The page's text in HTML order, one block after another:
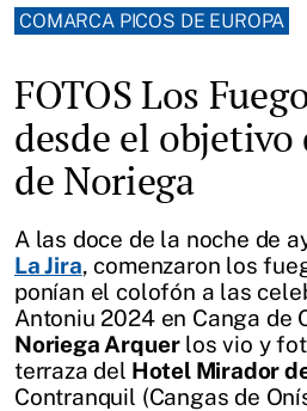
COMARCA PICOS DE EUROPA
FOTOS Los
desde el
de Noriega
A las doce de la noche de
La Jira, comenzaron los
ponían el colofón a las
Antoniu 2024 en Canga de
Noriega Arquerlos vio y
terraza del Hotel Mirador
Contranquil (Cangas de